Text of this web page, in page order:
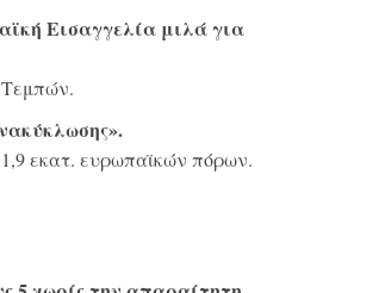
Εισαγγελία μιλά για
εκατ. ευρωπαϊκών πόρων.